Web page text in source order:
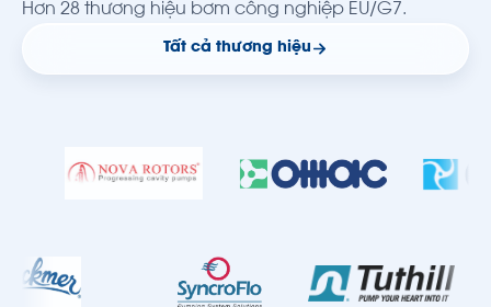
Hơn 28 thương hiệu bơm công nghiệp EU/G7.
Tất cả thương hiệu